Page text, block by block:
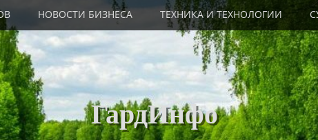
НОВОСТИ БИЗНЕСА ТЕХНИКА И ТЕХНОЛОГИИ
ГардИнфо